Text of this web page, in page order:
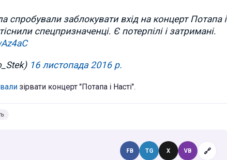
спробували заблокувати вхід на концерт Потапа і
спецпризначенці. Є потерпілі і затримані.
16 листопада 2016 р.
зірвати концерт "Потапа і Насті".
FB TG X VB 🔗